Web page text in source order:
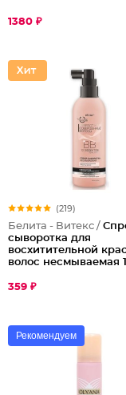
1380 ₽
(219)
Белита - Витекс /
сыворотка для
восхитительной
волос несмываемая
Волосы
359 ₽
Рекомендуем